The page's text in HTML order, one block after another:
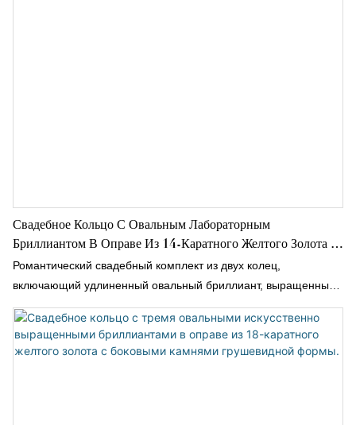
Свадебное Кольцо С Овальным Лабораторным
Бриллиантом В Оправе Из 14-Каратного Желтого Золота С
Бриллиантовой Вставкой В ​​форме Сердца.
Романтический свадебный комплект из двух колец,
включающий удлиненный овальный бриллиант, выращенный
в лаборатории, и кольцо в форме сердца с бриллиантами из
сияющего 14-каратного желтого золота. Элегантный, игривый,
созданный, чтобы выделяться.